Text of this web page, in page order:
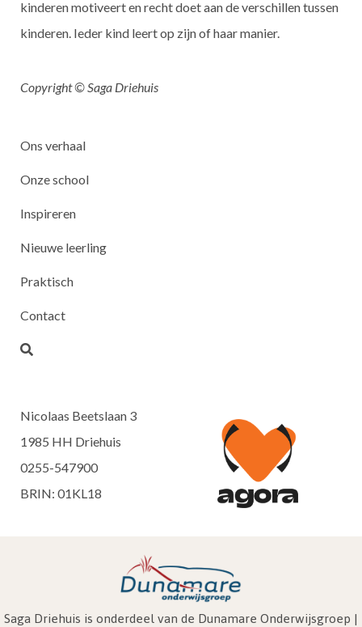
kinderen motiveert en recht doet aan de verschillen tussen
kinderen. Ieder kind leert op zijn of haar manier.
Copyright © Saga Driehuis
Ons verhaal
Onze school
Inspireren
Nieuwe leerling
Praktisch
Contact
Nicolaas Beetslaan 3
1985 HH Driehuis
0255-547900
BRIN: 01KL18
Saga Driehuis is onderdeel van de Dunamare Onderwijsgroep |